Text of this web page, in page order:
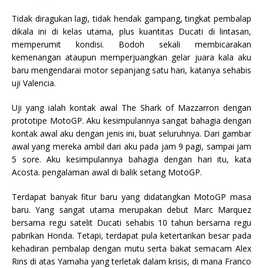
Tidak diragukan lagi, tidak hendak gampang, tingkat pembalap
dikala ini di kelas utama, plus kuantitas Ducati di lintasan,
memperumit kondisi. Bodoh sekali membicarakan
kemenangan ataupun memperjuangkan gelar juara kala aku
baru mengendarai motor sepanjang satu hari, katanya sehabis
uji Valencia.
Uji yang ialah kontak awal The Shark of Mazzarron dengan
prototipe MotoGP. Aku kesimpulannya sangat bahagia dengan
kontak awal aku dengan jenis ini, buat seluruhnya. Dari gambar
awal yang mereka ambil dari aku pada jam 9 pagi, sampai jam
5 sore. Aku kesimpulannya bahagia dengan hari itu, kata
Acosta. pengalaman awal di balik setang MotoGP.
Terdapat banyak fitur baru yang didatangkan MotoGP masa
baru. Yang sangat utama merupakan debut Marc Marquez
bersama regu satelit Ducati sehabis 10 tahun bersama regu
pabrikan Honda. Tetapi, terdapat pula ketertarikan besar pada
kehadiran pembalap dengan mutu serta bakat semacam Alex
Rins di atas Yamaha yang terletak dalam krisis, di mana Franco